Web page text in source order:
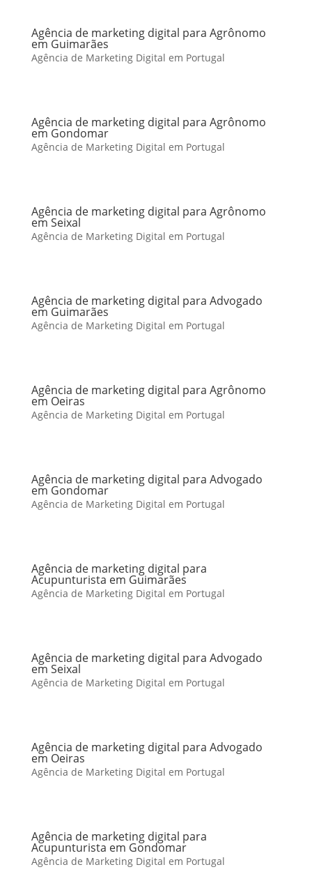
Agência de marketing digital para Agrônomo
em Guimarães
Agência de Marketing Digital em Portugal
Agência de marketing digital para Agrônomo
em Gondomar
Agência de Marketing Digital em Portugal
Agência de marketing digital para Agrônomo
em Seixal
Agência de Marketing Digital em Portugal
Agência de marketing digital para Advogado
em Guimarães
Agência de Marketing Digital em Portugal
Agência de marketing digital para Agrônomo
em Oeiras
Agência de Marketing Digital em Portugal
Agência de marketing digital para Advogado
em Gondomar
Agência de Marketing Digital em Portugal
Agência de marketing digital para
Acupunturista em Guimarães
Agência de Marketing Digital em Portugal
Agência de marketing digital para Advogado
em Seixal
Agência de Marketing Digital em Portugal
Agência de marketing digital para Advogado
em Oeiras
Agência de Marketing Digital em Portugal
Agência de marketing digital para
Acupunturista em Gondomar
Agência de Marketing Digital em Portugal